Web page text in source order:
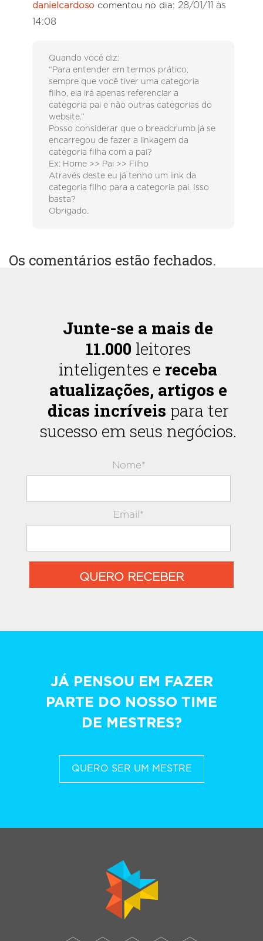
danielcardoso comentou no dia: 28/01/11 às
14:08
Quando você diz:
“Para entender em termos prático,
sempre que você tiver uma categoria
filho, ela irá apenas referenciar a
categoria pai e não outras categorias do
website.”
Posso considerar que o breadcrumb já se
encarregou de fazer a linkagem da
categoria filha com a pai?
Ex: Home >> Pai >> Filho
Através deste eu já tenho um link da
categoria filho para a categoria pai. Isso
basta?
Obrigado.
Os comentários estão fechados.
Junte-se a mais de
11.000 leitores
inteligentes e receba
atualizações, artigos e
dicas incríveis para ter
sucesso em seus negócios.
Nome*
Email*
QUERO RECEBER
JÁ PENSOU EM FAZER
PARTE DO NOSSO TIME
DE MESTRES?
QUERO SER UM MESTRE